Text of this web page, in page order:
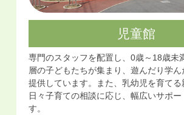
児童館
専門のスタッフを配置し、0歳～18歳未
層の子どもたちが集まり、遊んだり学
提供しています。また、乳幼児を育てる
日々子育ての相談に応じ、幅広いサポー
す。